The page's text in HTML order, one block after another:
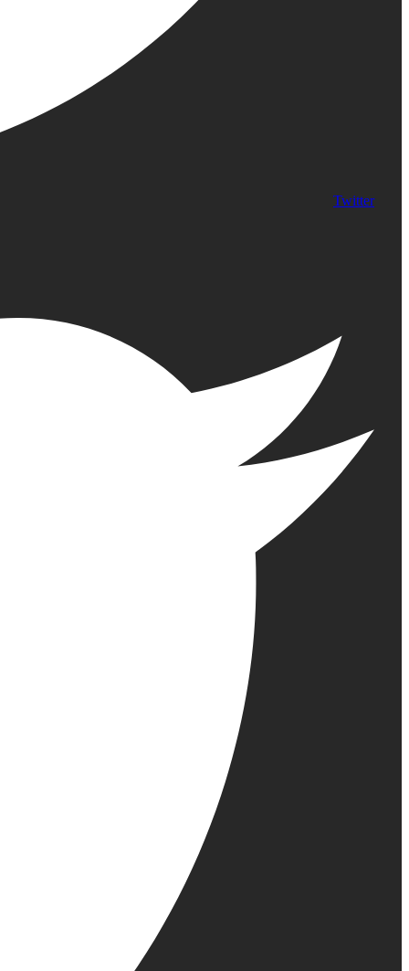
Twitter